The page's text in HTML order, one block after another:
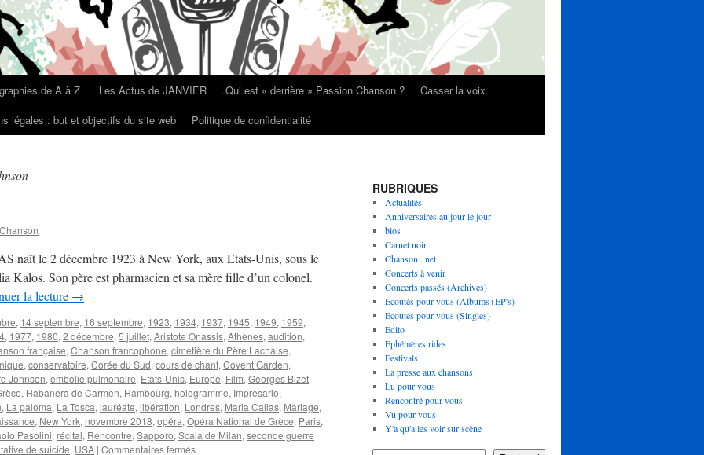
de A à Z .Les Actus de JANVIER .Qui est « derrière » Passion Chanson ?
Casser la voix
légales : but et objectifs du site web Politique de confidentialité
naît le 2 décembre 1923 à New York, aux Etats-Unis, sous le
Kalos. Son père est pharmacien et sa mère fille d’un colonel.
la lecture →
, 14 septembre, 16 septembre, 1923, 1934, 1937, 1945, 1949, 1959,
, 1977, 1980, 2 décembre, 5 juillet, Aristote Onassis, Athènes, audition,
française, Chanson francophone, cimetière du Père Lachaise,
, conservatoire, Corée du Sud, cours de chant, Covent Garden,
Johnson, embolie pulmonaire, Etats-Unis, Europe, Film, Georges Bizet,
, Habanera de Carmen, Hambourg, hologramme, Impresario,
, La paloma, La Tosca, lauréate, libération, Londres, Maria Callas, Mariage,
, New York, novembre 2018, opéra, Opéra National de Grèce, Paris,
Pasolini, récital, Rencontre, Sapporo, Scala de Milan, seconde guerre
de suicide, USA | Commentaires ferméssur
RUBRIQUES
Actualités
Anniversaires au jour le jour
bios
Carnet noir
Chanson . net
Concerts à venir
Concerts passés (Archives)
Ecoutés pour vous (Albums+EP's)
Ecoutés pour vous (Singles)
Edito
Ephémères rides
Festivals
La presse aux chansons
Lu pour vous
Rencontré pour vous
Vu pour vous
Y'a qu'à les voir sur scène